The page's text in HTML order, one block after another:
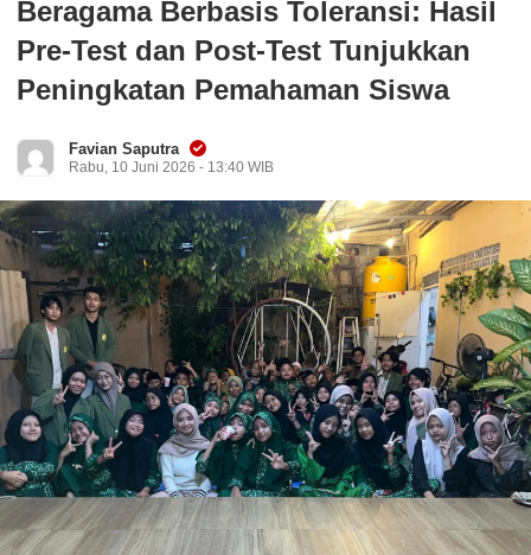
Beragama Berbasis Toleransi: Hasil
Pre-Test dan Post-Test Tunjukkan
Peningkatan Pemahaman Siswa
Favian Saputra
Rabu, 10 Juni 2026 - 13:40 WIB